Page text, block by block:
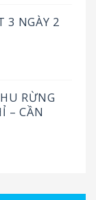
3 NGÀY 2
RỪNG
– CẦN